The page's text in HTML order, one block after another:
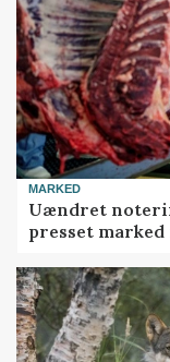
MARKED
Uændret
presset marked